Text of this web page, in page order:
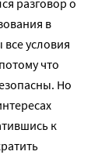
разговор о
в
условия
что
Но
к